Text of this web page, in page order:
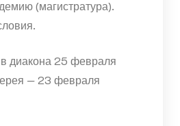
(магистратура).
диакона 25 февраля
— 23 февраля